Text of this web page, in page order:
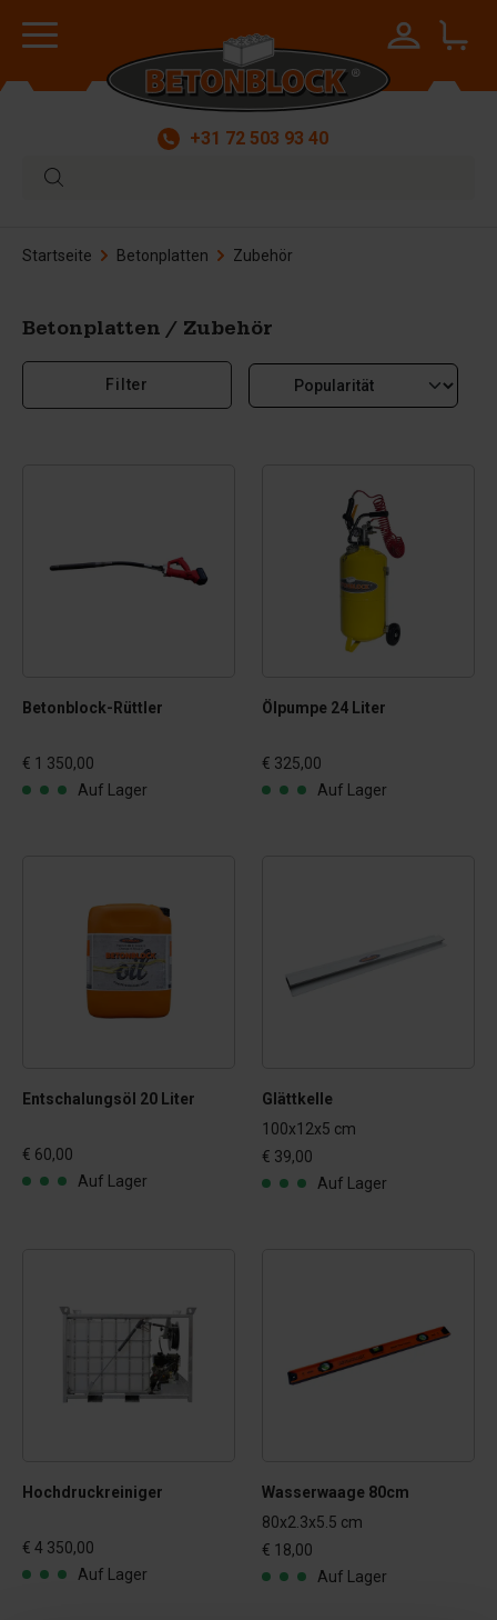
+31 72 503 93 40
Startseite Betonplatten Zubehör
Betonplatten / Zubehör
Filter
Betonblock-Rüttler
€ 1 350,00
Auf Lager
Ölpumpe 24 Liter
€ 325,00
Auf Lager
Entschalungsöl 20 Liter
€ 60,00
Auf Lager
Glättkelle
100x12x5 cm
€ 39,00
Auf Lager
Hochdruckreiniger
€ 4 350,00
Auf Lager
Wasserwaage 80cm
80x2.3x5.5 cm
€ 18,00
Auf Lager